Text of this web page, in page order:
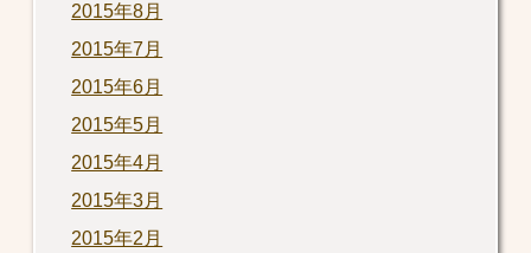
2015年8月
2015年7月
2015年6月
2015年5月
2015年4月
2015年3月
2015年2月